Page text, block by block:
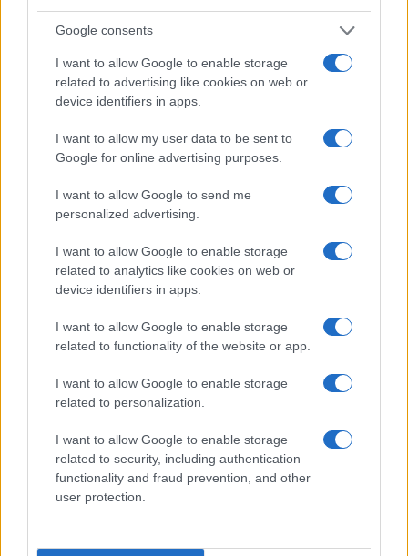
Google consents
I want to allow Google to enable storage
related to advertising like cookies on web or
device identifiers in apps.
I want to allow my user data to be sent to
Google for online advertising purposes.
I want to allow Google to send me
personalized advertising.
I want to allow Google to enable storage
related to analytics like cookies on web or
device identifiers in apps.
I want to allow Google to enable storage
related to functionality of the website or app.
I want to allow Google to enable storage
related to personalization.
I want to allow Google to enable storage
related to security, including authentication
functionality and fraud prevention, and other
user protection.
Continua a leggere
MONEY NEWS
Borse europee in rosso: petrolio in rialzo e focus su
Federal Reserve
Edoardo Vitali · 30 Lug 2026